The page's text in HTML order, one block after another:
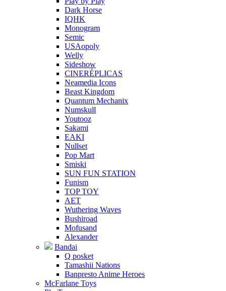
Dark Horse
IQHK
Monogram
Semic
USAopoly
Welly
Sideshow
CINERÉPLICAS
Neamedia Icons
Beast Kingdom
Quantum Mechanix
Numskull
Youtooz
Sakami
EAKI
Nullset
Pop Mart
Smiski
SUN FUN STATION
Funism
TOP TOY
AET
Wuthering Waves
Bushiroad
Mofusand
Alexander
Bandai
Q posket
Tamashii Nations
Banpresto Anime Heroes
McFarlane Toys